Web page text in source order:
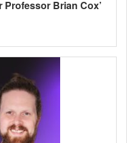
Professor Brian Cox’